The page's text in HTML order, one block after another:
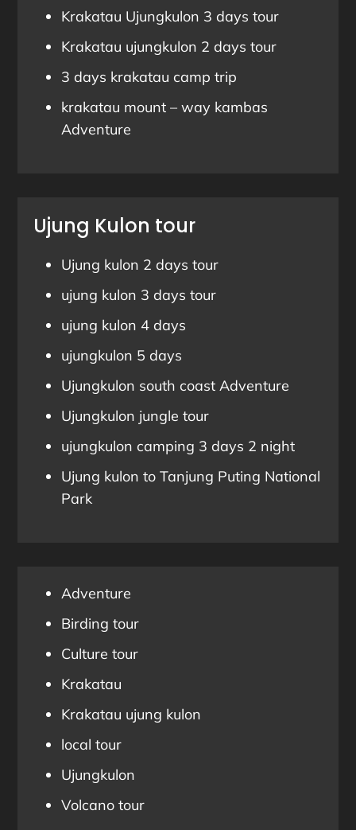
Krakatau Ujungkulon 3 days tour
Krakatau ujungkulon 2 days tour
3 days krakatau camp trip
krakatau mount – way kambas
Adventure
Ujung Kulon tour
Ujung kulon 2 days tour
ujung kulon 3 days tour
ujung kulon 4 days
ujungkulon 5 days
Ujungkulon south coast Adventure
Ujungkulon jungle tour
ujungkulon camping 3 days 2 night
Ujung kulon to Tanjung Puting National
Park
Adventure
Birding tour
Culture tour
Krakatau
Krakatau ujung kulon
local tour
Ujungkulon
Volcano tour